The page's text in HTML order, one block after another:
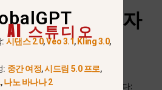
로는 좋은 투자
다
버전이 가치가 없을 수 있습니다:
AI 스튜디오
: 시댄스 2.0,Veo 3.1, Kling 3.0,
: 중간 여정,시드림 5.0 프로,
,나노 바나나 2